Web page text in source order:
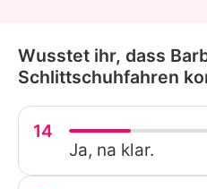
Wusstet ihr, dass
Schlittschuhfahren
14
Ja, na klar.